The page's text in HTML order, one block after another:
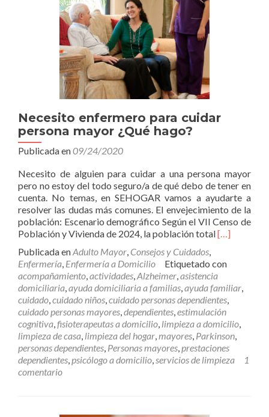
Necesito enfermero para cuidar
persona mayor ¿Qué hago?
Publicada en09/24/2020
Necesito de alguien para cuidar a una persona mayor
pero no estoy del todo seguro/a de qué debo de tener en
cuenta. No temas, en SEHOGAR vamos a ayudarte a
resolver las dudas más comunes. El envejecimiento de la
población: Escenario demográfico Según el VII Censo de
Población y Vivienda de 2024, la población totalLeer
para
cuidar
persona
mayor
¿Qué
hago?
[…]
Publicada enAdulto Mayor, Consejos y Cuidados,
Enfermería, Enfermería a Domicilio
Etiquetado con
acompañamiento,actividades,Alzheimer,asistencia
domiciliaria,ayuda domiciliaria a familias,ayuda familiar,
cuidado,cuidado niños,cuidado personas dependientes,
cuidado personas mayores,dependientes,estimulación
cognitiva,fisioterapeutas a domicilio, limpieza a domicilio,
limpieza de casa, limpieza del hogar,mayores, Parkinson,
personas dependientes, Personas mayores,prestaciones
dependientes,psicólogo a domicilio,servicios de limpieza
1
comentario